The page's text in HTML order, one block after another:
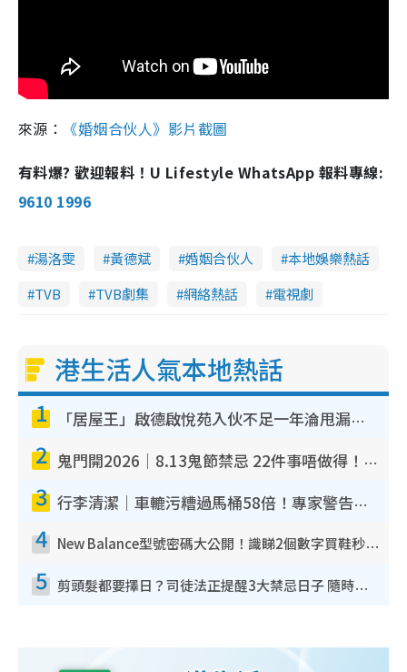
來源： 《婚姻合伙人》影片截圖
有料爆? 歡迎報料！U Lifestyle WhatsApp 報料專線:
9610 1996
湯洛雯 黃德斌 婚姻合伙人
本地娛樂熱話
TVB
TVB劇集 網絡熱話 電視劇
港生活人氣本地熱話
1 「居屋王」啟德啟悅苑入伙不足一年淪甩漏之王！插頭噴火花致大停電 多戶業主全屋家電報銷
2 鬼門開2026｜8.13鬼節禁忌 22件事唔做得！燒肉、刺身要少食？半夜勿吹口哨/打呢個電話
3 行李清潔｜車轆污糟過馬桶58倍！專家警告忌用酒精抹 教1招免污手除菌
4 New Balance型號密碼大公開！識睇2個數字買鞋秒知功能免中伏 附5大熱門鞋款
5 剪頭髮都要擇日？司徒法正提醒3大禁忌日子 隨時剪走財運！呢日剪髮恐「剪壽命」？